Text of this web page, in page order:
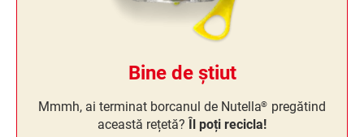
Bine de știut
Mmmh, ai terminat borcanul de Nutella® pregătind
această rețetă?
Îl poți recicla!